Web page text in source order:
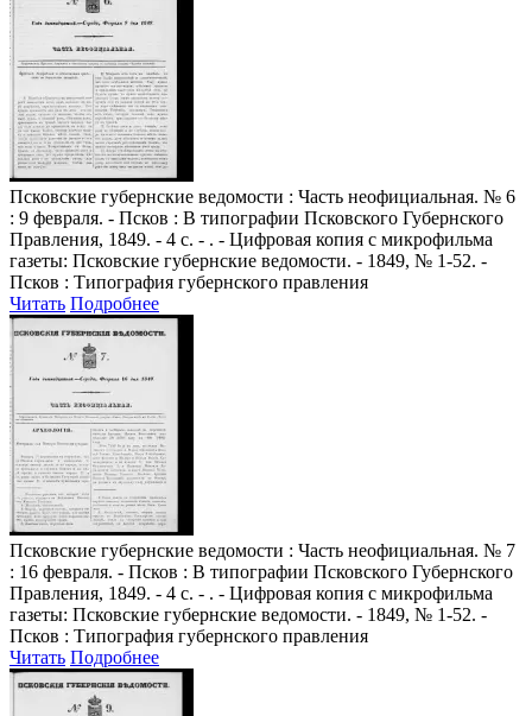
Псковские губернские ведомости : Часть неофициальная. № 6
: 9 февраля. - Псков : В типографии Псковского Губернского
Правления, 1849. - 4 с. - . - Цифровая копия с микрофильма
газеты: Псковские губернские ведомости. - 1849, № 1-52. -
Псков : Типография губернского правления
Читать Подробнее
Псковские губернские ведомости : Часть неофициальная. № 7
: 16 февраля. - Псков : В типографии Псковского Губернского
Правления, 1849. - 4 с. - . - Цифровая копия с микрофильма
газеты: Псковские губернские ведомости. - 1849, № 1-52. -
Псков : Типография губернского правления
Читать Подробнее